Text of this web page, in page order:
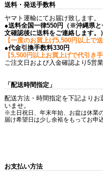
送料・発送手数料
ヤマト運輸にてお届け致します。
●送料全国一律550円（※沖縄県
文確認後に送料をご連絡します。）
【一度のお買上げ5,500円以上で送
●代金引換手数料330円
【5,500円以上お買上げで代引き手
ご注文日および入金確認より5営
「配送時間指定」
配送方法・時間指定を下記よりお
いませ。
※土日祝日、年末年始、お盆は休業
届け希望日は少し余裕をもってお申
お支払い方法